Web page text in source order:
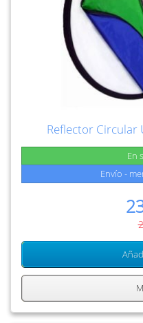
Reflector Circular
En
Envío -